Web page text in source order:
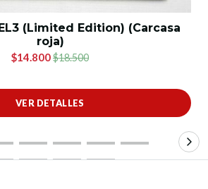
(Limited Edition) (Carcasa
roja)
$14.800$18.500
VER DETALLES